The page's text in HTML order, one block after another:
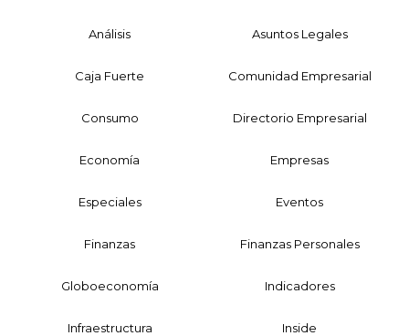
Análisis Asuntos Legales
Caja Fuerte Comunidad Empresarial
Consumo Directorio Empresarial
Economía Empresas
Especiales Eventos
Finanzas Finanzas Personales
Globoeconomía Indicadores
Infraestructura Inside